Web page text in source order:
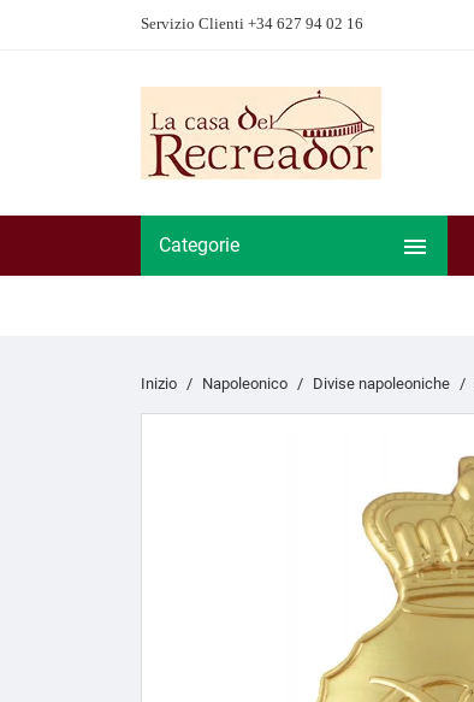
Servizio Clienti +34 627 94 02 16
Categorie 
Inizio Napoleonico Divise napoleoniche